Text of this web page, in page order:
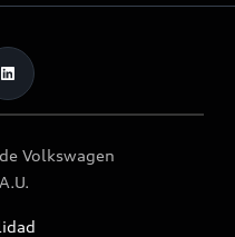
Volkswagen